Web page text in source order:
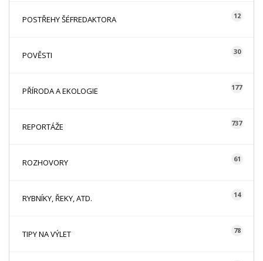
POSTŘEHY ŠÉFREDAKTORA 12
POVĚSTI 30
PŘÍRODA A EKOLOGIE 177
REPORTÁŽE 737
ROZHOVORY 61
RYBNÍKY, ŘEKY, ATD. 14
TIPY NA VÝLET 78